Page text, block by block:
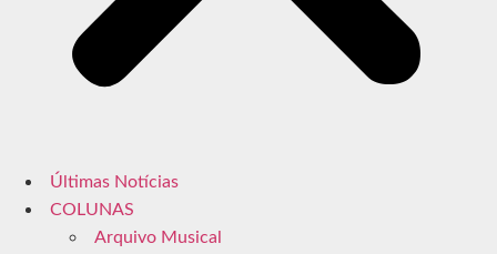
Últimas Notícias
COLUNAS
Arquivo Musical